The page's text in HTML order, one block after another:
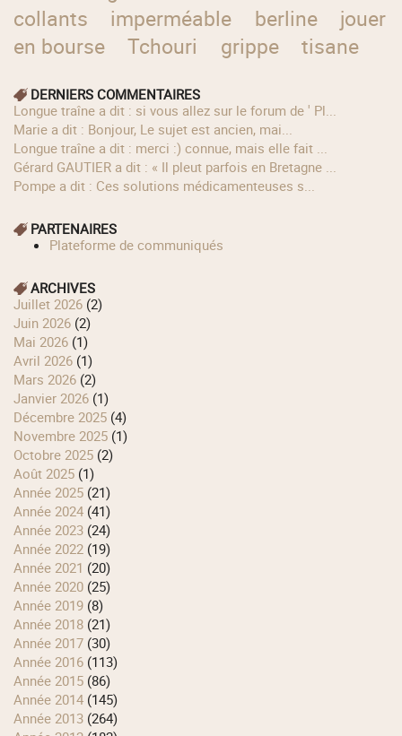
collants
imperméable berline
jouer
en bourse
Tchouri grippe tisane
DERNIERS COMMENTAIRES
longue traîne a dit : si vous allez sur le forum de ' Pl...
Marie a dit : Bonjour, Le sujet est ancien, mai...
longue traîne a dit : merci :) connue, mais elle fait ...
Gérard GAUTIER a dit : « Il pleut parfois en Bretagne ...
Pompe a dit : Ces solutions médicamenteuses s...
PARTENAIRES
Plateforme de communiqués
ARCHIVES
juillet 2026 (2)
juin 2026 (2)
mai 2026 (1)
avril 2026 (1)
mars 2026 (2)
janvier 2026 (1)
décembre 2025 (4)
novembre 2025 (1)
octobre 2025 (2)
août 2025 (1)
année 2025 (21)
année 2024 (41)
année 2023 (24)
année 2022 (19)
année 2021 (20)
année 2020 (25)
année 2019 (8)
année 2018 (21)
année 2017 (30)
année 2016 (113)
année 2015 (86)
année 2014 (145)
année 2013 (264)